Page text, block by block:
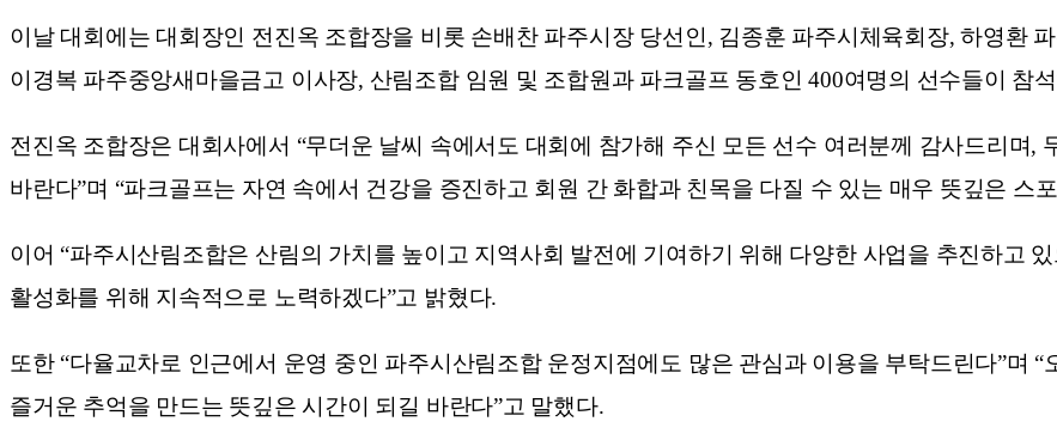
이날 대회에는 대회장인 전진옥 조합장을 비롯 손배찬 파주시장 당선인, 김종훈 파주시체육회장, 하영환
이경복 파주중앙새마을금고 이사장, 산림조합 임원 및 조합원과 파크골프 동호인 400여명의 선수들이 참
전진옥 조합장은 대회사에서 “무더운 날씨 속에서도 대회에 참가해 주신 모든 선수 여러분께 감사드리며,
바란다”며 “파크골프는 자연 속에서 건강을 증진하고 회원 간 화합과 친목을 다질 수 있는 매우 뜻깊은 스
이어 “파주시산림조합은 산림의 가치를 높이고 지역사회 발전에 기여하기 위해 다양한 사업을 추진하고
활성화를 위해 지속적으로 노력하겠다”고 밝혔다.
또한 “다율교차로 인근에서 운영 중인 파주시산림조합 운정지점에도 많은 관심과 이용을 부탁드린다”며
즐거운 추억을 만드는 뜻깊은 시간이 되길 바란다”고 말했다.